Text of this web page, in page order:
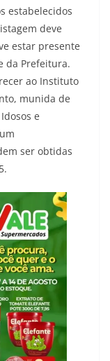
estabelecidos
deve
estar presente
da Prefeitura.
ao Instituto
munida de
e
ser obtidas